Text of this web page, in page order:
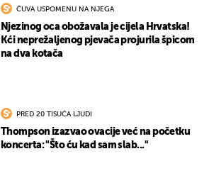
ČUVA USPOMENU NA NJEGA
Njezinog oca obožavala je cijela Hrvatska!
Kći neprežaljenog pjevača projurila špicom
na dva kotača
PRED 20 TISUĆA LJUDI
Thompson izazvao ovacije već na početku
koncerta: "Što ću kad sam slab..."